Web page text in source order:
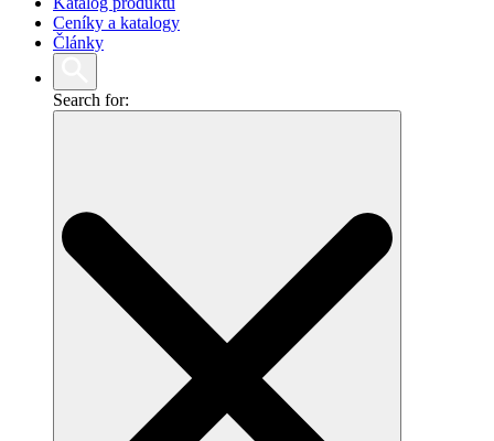
Ceníky a katalogy
Články
Search for: